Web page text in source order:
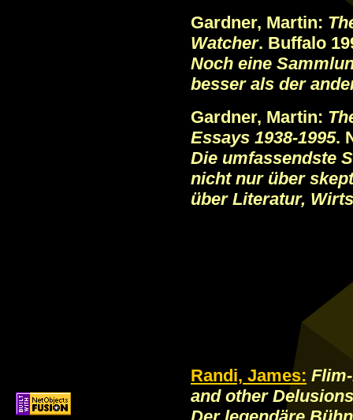
Gardner, Martin:
Watcher. Buffalo
Noch eine
besser als der
Gardner, Martin:
Essays 1938-1995.
Die umfassendste
nicht nur über
über Literatur,
Randi, James:
and other Delusions